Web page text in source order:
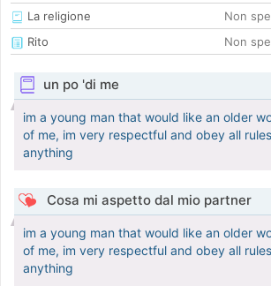
La religione
Non
Rito
Non
un po 'di me
im a young man that would like an older
of me, im very respectful and obey all
anything
Cosa mi aspetto dal mio partner
im a young man that would like an older
of me, im very respectful and obey all
anything